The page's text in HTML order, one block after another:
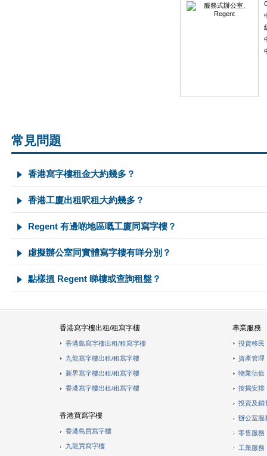
常見問題
香港寫字樓租金大約幾多？
香港工廈出租呎租大約幾多？
Regent 有邊啲地區嘅工廈同寫字樓？
虛擬辦公室同實體寫字樓有咩分別？
點樣搵 Regent 睇樓或查詢租盤？
香港寫字樓出租/租寫字樓
香港島寫字樓出租/租寫字樓
九龍寫字樓出租/租寫字樓
新界寫字樓出租/租寫字樓
香港寫字樓出租/租寫字樓
香港買寫字樓
香港島買寫字樓
九龍買寫字樓
專業服務
投資移民
資產管理
物業估值
按揭安排
投資及銷
辦公室服
零售服務
工業服務